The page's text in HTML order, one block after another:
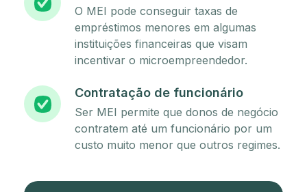
O MEI pode conseguir taxas de
empréstimos menores em algumas
instituições financeiras que visam
incentivar o microempreendedor.
Contratação de funcionário
Ser MEI permite que donos de negócio
contratem até um funcionário por um
custo muito menor que outros regimes.